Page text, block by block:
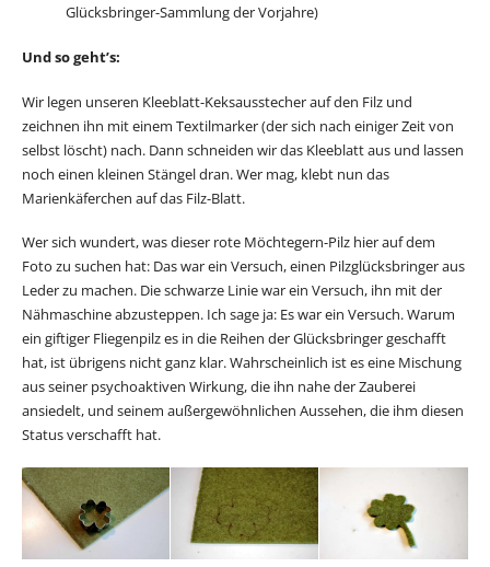
Glücksbringer-Sammlung der Vorjahre)
Und so geht’s:
Wir legen unseren Kleeblatt-Keksausstecher auf den Filz und
zeichnen ihn mit einem Textilmarker (der sich nach einiger Zeit von
selbst löscht) nach. Dann schneiden wir das Kleeblatt aus und lassen
noch einen kleinen Stängel dran. Wer mag, klebt nun das
Marienkäferchen auf das Filz-Blatt.
Wer sich wundert, was dieser rote Möchtegern-Pilz hier auf dem
Foto zu suchen hat: Das war ein Versuch, einen Pilzglücksbringer aus
Leder zu machen. Die schwarze Linie war ein Versuch, ihn mit der
Nähmaschine abzusteppen. Ich sage ja: Es war ein Versuch. Warum
ein giftiger Fliegenpilz es in die Reihen der Glücksbringer geschafft
hat, ist übrigens nicht ganz klar. Wahrscheinlich ist es eine Mischung
aus seiner psychoaktiven Wirkung, die ihn nahe der Zauberei
ansiedelt, und seinem außergewöhnlichen Aussehen, die ihm diesen
Status verschafft hat.